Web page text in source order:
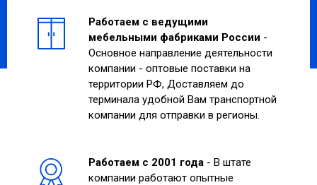
Работаем с ведущими
мебельными фабриками России -
Основное направление деятельности
компании - оптовые поставки на
территории РФ, Доставляем до
терминала удобной Вам транспортной
компании для отправки в регионы.
Работаем с 2001 года - В штате
компании работают опытные